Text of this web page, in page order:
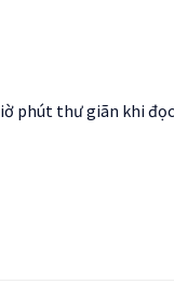
phút thư giãn khi